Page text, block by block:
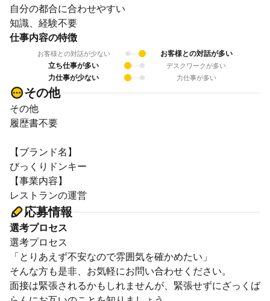
自分の都合に合わせやすい
知識、経験不要
仕事内容の特徴
お客様との対話が少ない
お客様との対話が多い
立ち仕事が多い
デスクワークが多い
力仕事が少ない 力仕事が多い
その他
その他
履歴書不要
【ブランド名】
びっくりドンキー
【事業内容】
レストランの運営
応募情報
選考プロセス
選考プロセス
「とりあえず不安なので雰囲気を確かめたい」
そんな方も是非、お気軽にお問い合わせください。
面接は緊張されるかもしれませんが、緊張せずにざっくば